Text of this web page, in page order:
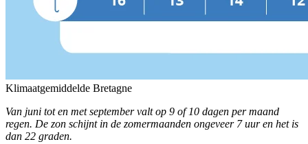
Klimaatgemiddelde Bretagne
Van juni tot en met september valt op 9 of 10 dagen per maand
regen. De zon schijnt in de zomermaanden ongeveer 7 uur en het is
dan 22 graden.